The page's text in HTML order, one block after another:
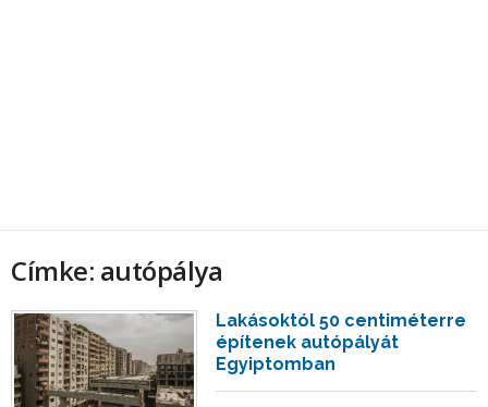
Címke: autópálya
Lakásoktól 50 centiméterre
építenek autópályát
Egyiptomban